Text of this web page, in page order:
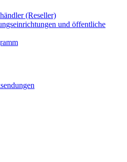
(Reseller)
und öffentliche